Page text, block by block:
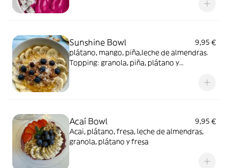
Sunshine Bowl
9,95 €
plátano, mango, piña,leche de almendras.
Topping: granola, piña, plátano y
Acaí Bowl
9,95 €
Acai, plátano, fresa, leche de almendras,
granola, plátano y fresa